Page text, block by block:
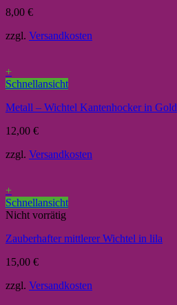
8,00 €
zzgl. Versandkosten
+
Schnellansicht
Metall – Wichtel Kantenhocker in Gold
12,00 €
zzgl. Versandkosten
+
Schnellansicht
Nicht vorrätig
Zauberhafter mittlerer Wichtel in lila
15,00 €
zzgl. Versandkosten